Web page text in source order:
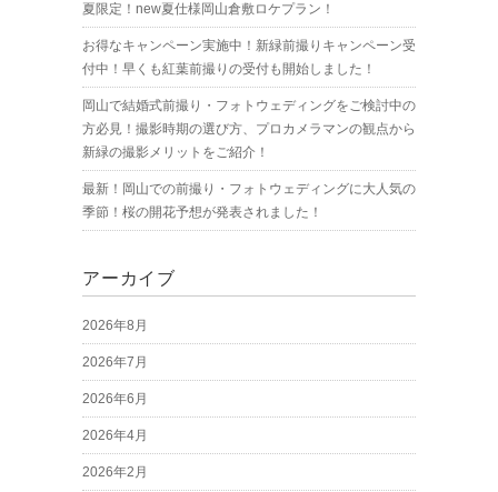
夏限定！new夏仕様岡山倉敷ロケプラン！
お得なキャンペーン実施中！新緑前撮りキャンペーン受
付中！早くも紅葉前撮りの受付も開始しました！
岡山で結婚式前撮り・フォトウェディングをご検討中の
方必見！撮影時期の選び方、プロカメラマンの観点から
新緑の撮影メリットをご紹介！
最新！岡山での前撮り・フォトウェディングに大人気の
季節！桜の開花予想が発表されました！
アーカイブ
2026年8月
2026年7月
2026年6月
2026年4月
2026年2月